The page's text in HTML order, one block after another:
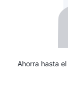
Ahorra hasta el